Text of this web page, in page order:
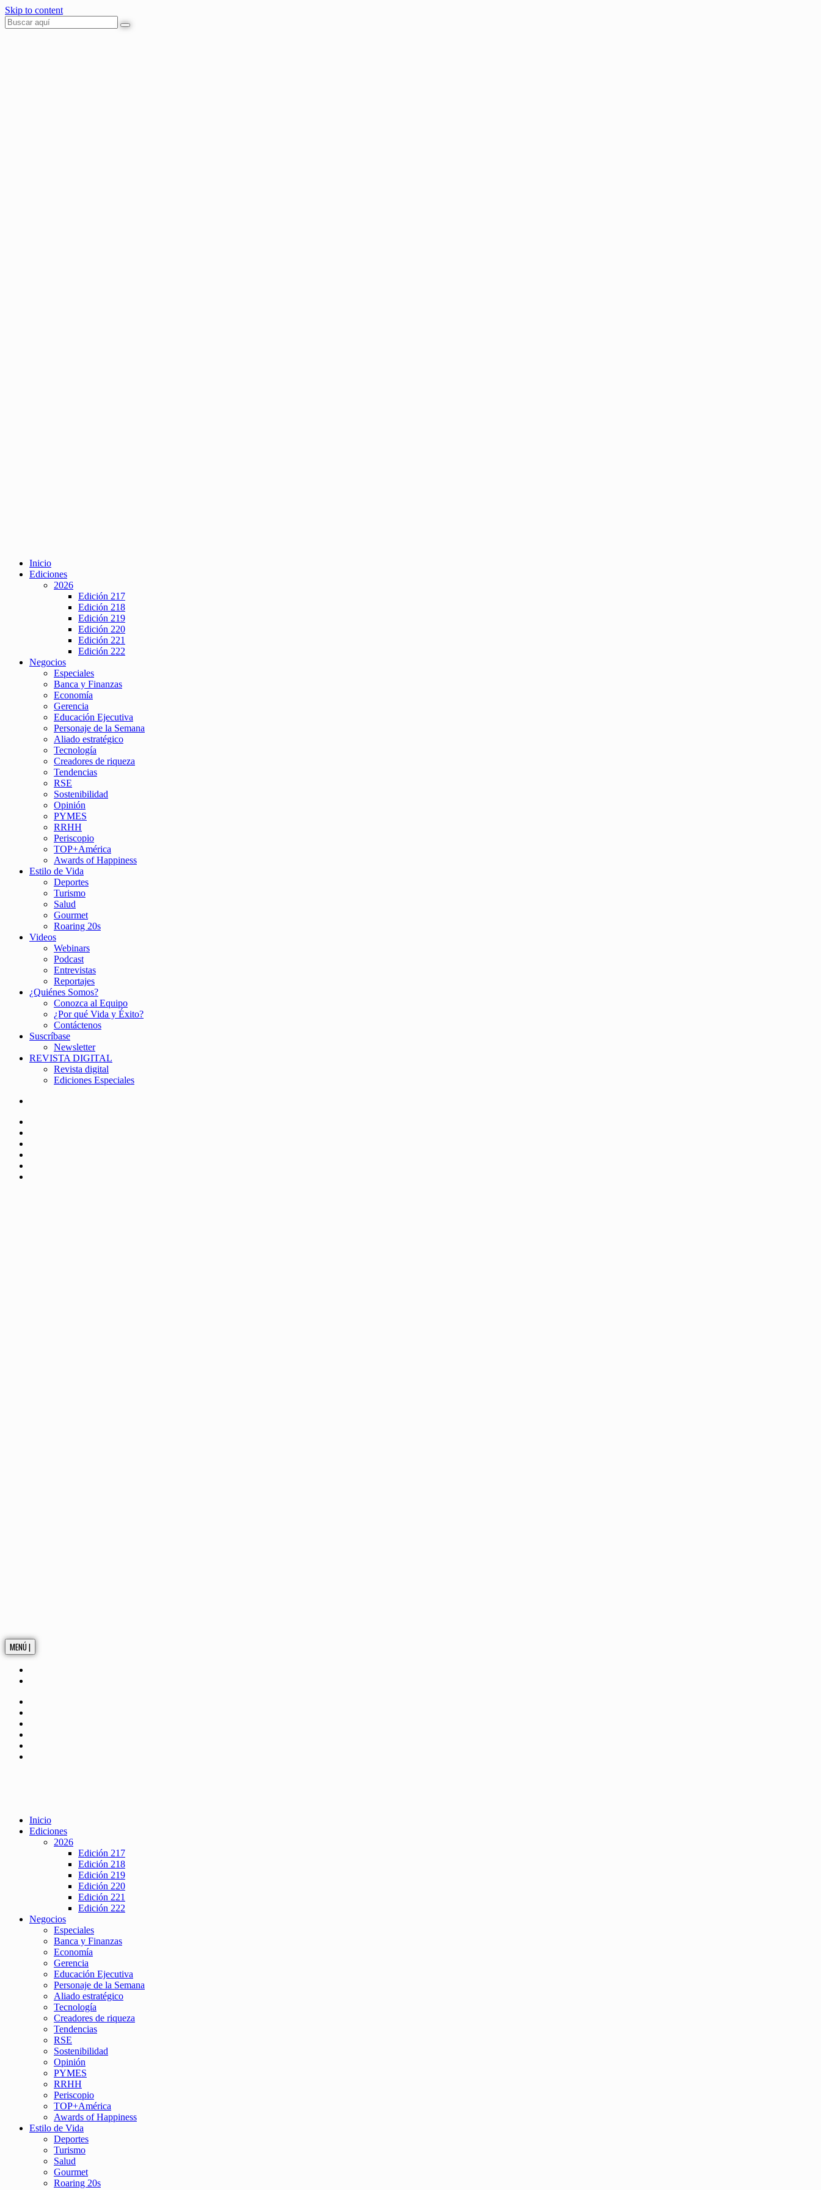
Skip to content
Inicio
Ediciones
2026
Edición 217
Edición 218
Edición 219
Edición 220
Edición 221
Edición 222
Negocios
Especiales
Banca y Finanzas
Economía
Gerencia
Educación Ejecutiva
Personaje de la Semana
Aliado estratégico
Tecnología
Creadores de riqueza
Tendencias
RSE
Sostenibilidad
Opinión
PYMES
RRHH
Periscopio
TOP+América
Awards of Happiness
Estilo de Vida
Deportes
Turismo
Salud
Gourmet
Roaring 20s
Videos
Webinars
Podcast
Entrevistas
Reportajes
¿Quiénes Somos?
Conozca al Equipo
¿Por qué Vida y Éxito?
Contáctenos
Suscríbase
Newsletter
REVISTA DIGITAL
Revista digital
Ediciones Especiales
MENÚ |
Inicio
Ediciones
2026
Edición 217
Edición 218
Edición 219
Edición 220
Edición 221
Edición 222
Negocios
Especiales
Banca y Finanzas
Economía
Gerencia
Educación Ejecutiva
Personaje de la Semana
Aliado estratégico
Tecnología
Creadores de riqueza
Tendencias
RSE
Sostenibilidad
Opinión
PYMES
RRHH
Periscopio
TOP+América
Awards of Happiness
Estilo de Vida
Deportes
Turismo
Salud
Gourmet
Roaring 20s